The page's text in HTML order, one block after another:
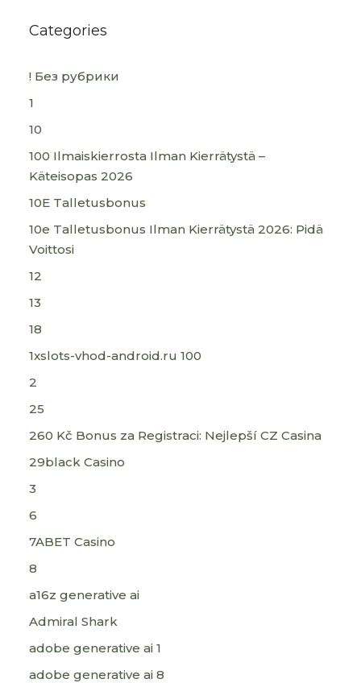
Categories
! Без рубрики
1
10
100 Ilmaiskierrosta Ilman Kierrätystä –
Käteisopas 2026
10E Talletusbonus
10e Talletusbonus Ilman Kierrätystä 2026: Pidä
Voittosi
12
13
18
1xslots-vhod-android.ru 100
2
25
260 Kč Bonus za Registraci: Nejlepší CZ Casina
29black Casino
3
6
7ABET Casino
8
a16z generative ai
Admiral Shark
adobe generative ai 1
adobe generative ai 8